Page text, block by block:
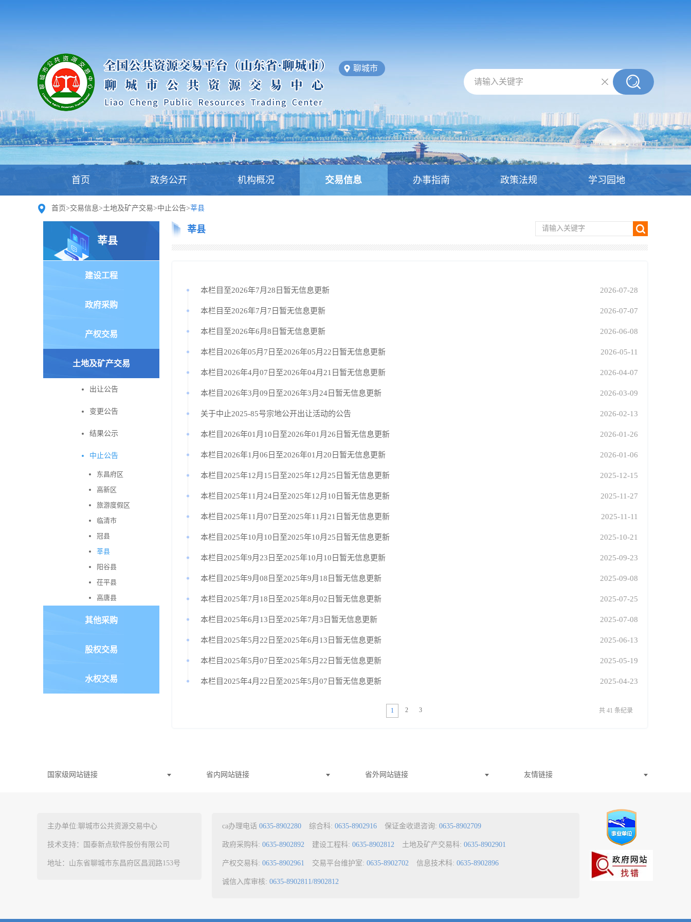
聊城市
请输入关键字
首页 政务公开 机构概况 交易信息 办事指南 政策法规 学习园地
首页>交易信息>土地及矿产交易>中止公告>莘县
莘县
建设工程
政府采购
产权交易
土地及矿产交易
出让公告
变更公告
结果公示
中止公告
东昌府区
高新区
旅游度假区
临清市
冠县
莘县
阳谷县
茌平县
高唐县
其他采购
股权交易
水权交易
莘县 请输入关键字
本栏目至2026年7月28日暂无信息更新 2026-07-28
本栏目至2026年7月7日暂无信息更新 2026-07-07
本栏目至2026年6月8日暂无信息更新 2026-06-08
本栏目2026年05月7日至2026年05月22日暂无信息更新 2026-05-11
本栏目2026年4月07日至2026年04月21日暂无信息更新 2026-04-07
本栏目2026年3月09日至2026年3月24日暂无信息更新 2026-03-09
关于中止2025-85号宗地公开出让活动的公告 2026-02-13
本栏目2026年01月10日至2026年01月26日暂无信息更新 2026-01-26
本栏目2026年1月06日至2026年01月20日暂无信息更新 2026-01-06
本栏目2025年12月15日至2025年12月25日暂无信息更新 2025-12-15
本栏目2025年11月24日至2025年12月10日暂无信息更新 2025-11-27
本栏目2025年11月07日至2025年11月21日暂无信息更新 2025-11-11
本栏目2025年10月10日至2025年10月25日暂无信息更新 2025-10-21
本栏目2025年9月23日至2025年10月10日暂无信息更新 2025-09-23
本栏目2025年9月08日至2025年9月18日暂无信息更新 2025-09-08
本栏目2025年7月18日至2025年8月02日暂无信息更新 2025-07-25
本栏目2025年6月13日至2025年7月3日暂无信息更新 2025-07-08
本栏目2025年5月22日至2025年6月13日暂无信息更新 2025-06-13
本栏目2025年5月07日至2025年5月22日暂无信息更新 2025-05-19
本栏目2025年4月22日至2025年5月07日暂无信息更新 2025-04-23
1 2 3 共 41 条纪录
国家级网站链接 省内网站链接 省外网站链接 友情链接
主办单位:聊城市公共资源交易中心
技术支持：国泰新点软件股份有限公司
地址：山东省聊城市东昌府区昌润路153号
ca办理电话 0635-8902280 综合科: 0635-8902916 保证金收退咨询: 0635-8902709
政府采购科: 0635-8902892 建设工程科: 0635-8902812 土地及矿产交易科: 0635-8902901
产权交易科: 0635-8902961 交易平台维护室: 0635-8902702 信息技术科: 0635-8902896
诚信入库审核: 0635-8902811/8902812